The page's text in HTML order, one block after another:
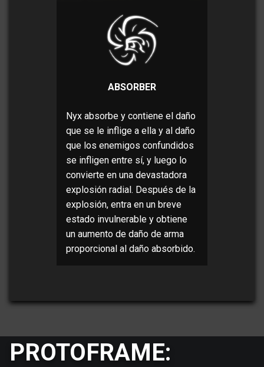
ABSORBER
Nyx absorbe y contiene el daño
que se le inflige a ella y al daño
que los enemigos confundidos
se infligen entre sí, y luego lo
convierte en una devastadora
explosión radial. Después de la
explosión, entra en un breve
estado invulnerable y obtiene
un aumento de daño de arma
proporcional al daño absorbido.
PROTOFRAME: